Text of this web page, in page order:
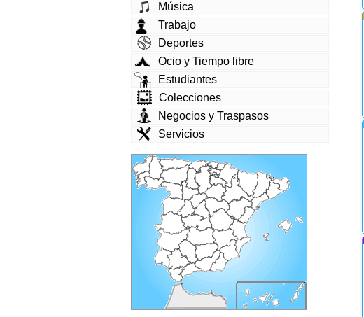
Música
Trabajo
Deportes
Ocio y Tiempo libre
Estudiantes
Colecciones
Negocios y Traspasos
Servicios